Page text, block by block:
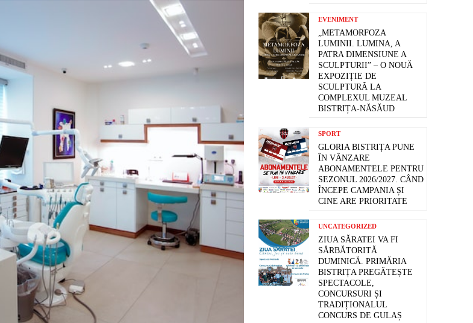
EVENIMENT
„METAMORFOZA
LUMINII. LUMINA, A
PATRA DIMENSIUNE A
SCULPTURII” – O NOUĂ
EXPOZIȚIE DE
SCULPTURĂ LA
COMPLEXUL MUZEAL
BISTRIȚA-NĂSĂUD
SPORT
GLORIA BISTRIȚA PUNE
ÎN VÂNZARE
ABONAMENTELE PENTRU
SEZONUL 2026/2027. CÂND
ÎNCEPE CAMPANIA ȘI
CINE ARE PRIORITATE
UNCATEGORIZED
ZIUA SĂRATEI VA FI
SĂRBĂTORITĂ
DUMINICĂ. PRIMĂRIA
BISTRIȚA PREGĂTEȘTE
SPECTACOLE,
CONCURSURI ȘI
TRADIȚIONALUL
CONCURS DE GULAȘ